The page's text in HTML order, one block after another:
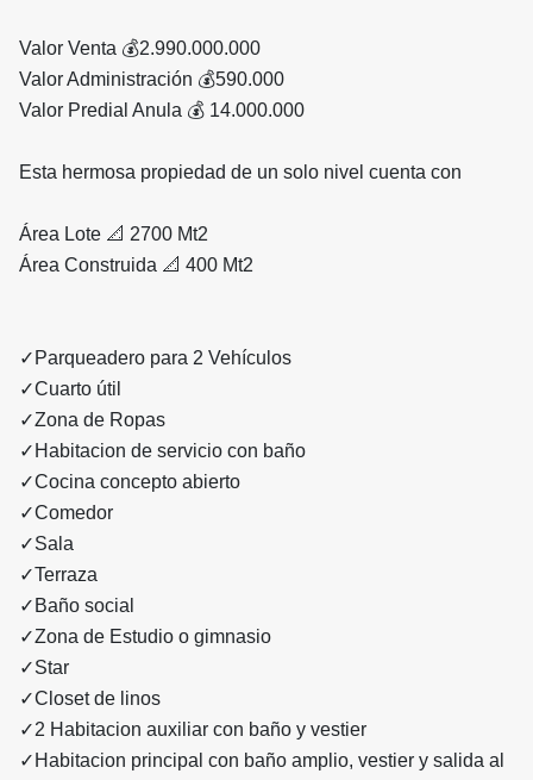
Valor Venta 💰2.990.000.000
Valor Administración 💰590.000
Valor Predial Anula 💰 14.000.000
Esta hermosa propiedad de un solo nivel cuenta con
Área Lote 📐 2700 Mt2
Área Construida 📐 400 Mt2
✓Parqueadero para 2 Vehículos
✓Cuarto útil
✓Zona de Ropas
✓Habitacion de servicio con baño
✓Cocina concepto abierto
✓Comedor
✓Sala
✓Terraza
✓Baño social
✓Zona de Estudio o gimnasio
✓Star
✓Closet de linos
✓2 Habitacion auxiliar con baño y vestier
✓Habitacion principal con baño amplio, vestier y salida al